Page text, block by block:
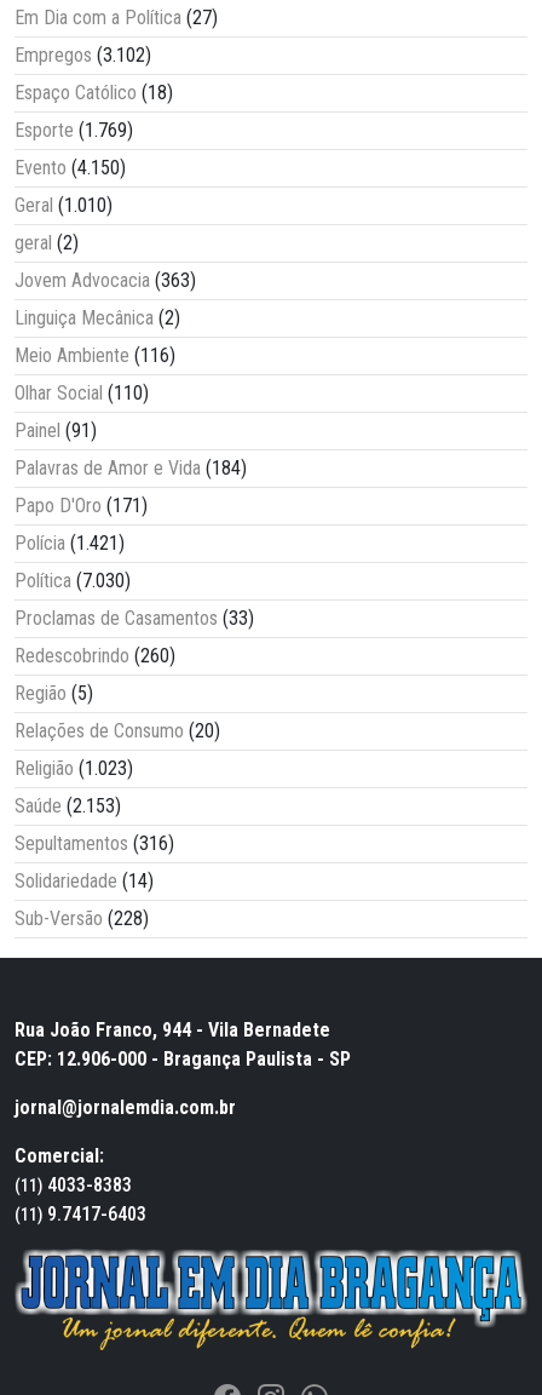
Em Dia com a Política (27)
Empregos (3.102)
Espaço Católico (18)
Esporte (1.769)
Evento (4.150)
Geral (1.010)
geral (2)
Jovem Advocacia (363)
Linguiça Mecânica (2)
Meio Ambiente (116)
Olhar Social (110)
Painel (91)
Palavras de Amor e Vida (184)
Papo D'Oro (171)
Polícia (1.421)
Política (7.030)
Proclamas de Casamentos (33)
Redescobrindo (260)
Região (5)
Relações de Consumo (20)
Religião (1.023)
Saúde (2.153)
Sepultamentos (316)
Solidariedade (14)
Sub-Versão (228)
Rua João Franco, 944 - Vila Bernadete
CEP: 12.906-000 - Bragança Paulista - SP
jornal@jornalemdia.com.br
Comercial:
(11) 4033-8383
(11) 9.7417-6403